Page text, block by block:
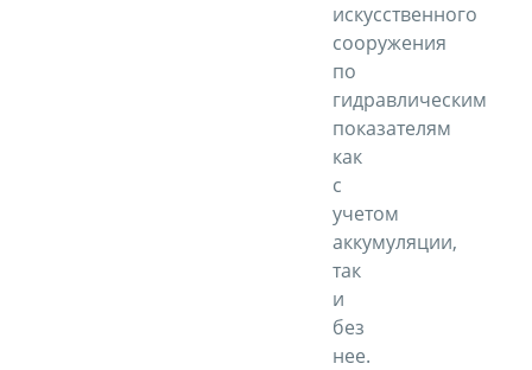
искусственного
сооружения
по
гидравлическим
показателям
как
с
учетом
аккумуляции,
так
и
без
нее.